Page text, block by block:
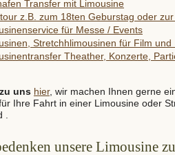
Transfer mit Limousine
z.B. zum 18ten Geburstag oder
für Messe / Events
Stretchhlimousinen für Film und
Theather, Konzerte,
uns hier, wir machen Ihnen gerne
Ihre Fahrt in einer Limousine oder
unsere Limousine